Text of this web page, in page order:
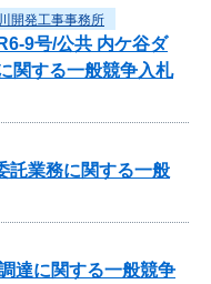
開発工事事務所
9号/公共 内ケ谷ダ
関する一般競争入札
業務に関する一般
達に関する一般競争